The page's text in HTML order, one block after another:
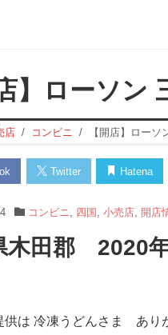
】ローソン
店 コンビニ 【開店】ローソ
Twitter Hatena
コンビニ 四国 小売店, 開店
木田郡 2020
供は 冷凍うどんさま あり